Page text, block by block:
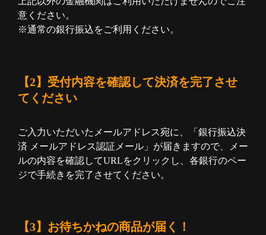
意ください。
※通常の銀行振込をご利用ください。
【2】受付内容を確認して決済を完了させ
てください
ご入力いただいたメールアドレス宛に、「銀行振込決
済 メールアドレス認証メール」が届きますので、メー
ルの内容を確認してURLをクリックし、各銀行のペー
ジで手続きを完了させてください。
【3】お待ちかねの商品が届く！